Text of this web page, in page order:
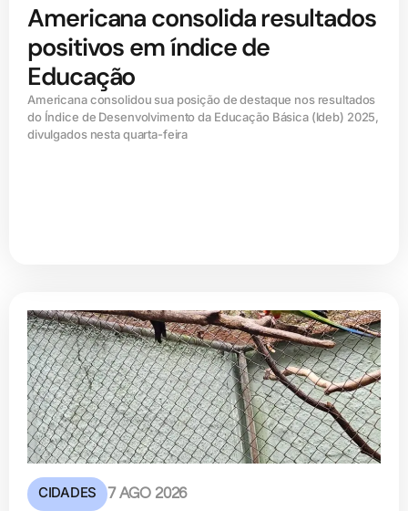
Americana consolida resultados
positivos em índice de
Educação
Americana consolidou sua posição de destaque nos resultados
do Índice de Desenvolvimento da Educação Básica (ldeb) 2025,
divulgados nesta quarta-feira
CIDADES 7 AGO 2026